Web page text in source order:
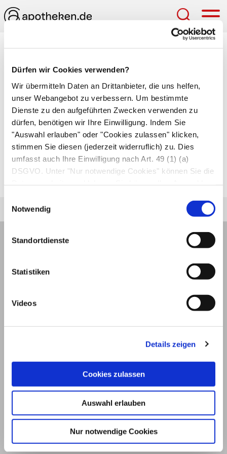
Dürfen wir Cookies verwenden?
Wir übermitteln Daten an Drittanbieter, die uns helfen,
unser Webangebot zu verbessern. Um bestimmte
Dienste zu den aufgeführten Zwecken verwenden zu
dürfen, benötigen wir Ihre Einwilligung. Indem Sie
"Auswahl erlauben" oder "Cookies zulassen" klicken,
stimmen Sie diesen (jederzeit widerruflich) zu. Dies
umfasst auch Ihre Einwilligung nach Art. 49 (1) (a)
DSGVO. Unter "Nur notwendige Cookies" können Sie die
Notwendig
Standortdienste
Statistiken
Videos
Details zeigen
Cookies zulassen
Auswahl erlauben
Nur notwendige Cookies
Medizinlexikon
In derDermatologie: 1)Blase, 2)Umlauf
(Bulla repens, Bulla rodens)
In der Anatomie: blasenförmiges Gebilde, z.B.
eine Knochenhöhle, oderBulla ethmoidalis
das ist eineSiebbeinzelleim mittleren
Nasengang.
Impressum und Nutzungsbedingungen
Datenschutz Privatsphäre
Qualitätsrichtlinien Barrierefreiheit